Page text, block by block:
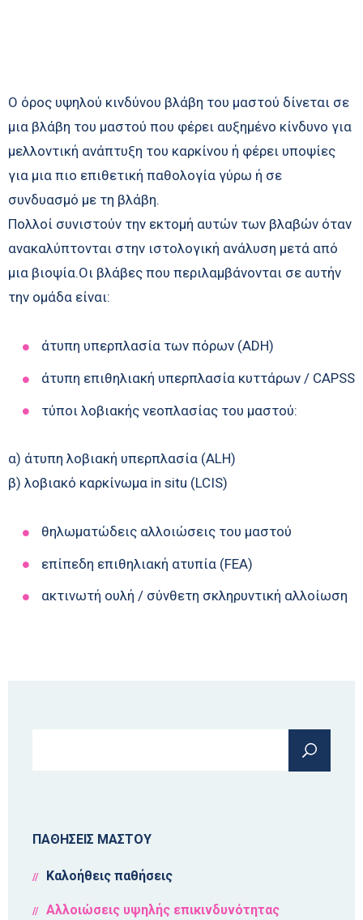
Ο όρος υψηλού κινδύνου βλάβη του μαστού δίνεται σε
μια βλάβη του μαστού που φέρει αυξημένο κίνδυνο για
μελλοντική ανάπτυξη του καρκίνου ή φέρει υποψίες
για μια πιο επιθετική παθολογία γύρω ή σε
συνδυασμό με τη βλάβη.
Πολλοί συνιστούν την εκτομή αυτών των βλαβών όταν
ανακαλύπτονται στην ιστολογική ανάλυση μετά από
μια βιοψία.Οι βλάβες που περιλαμβάνονται σε αυτήν
την ομάδα είναι:
άτυπη υπερπλασία των πόρων (ADH)
άτυπη επιθηλιακή υπερπλασία κυττάρων / CAPSS
τύποι λοβιακής νεοπλασίας του μαστού:
α) άτυπη λοβιακή υπερπλασία (ALH)
β) λοβιακό καρκίνωμα in situ (LCIS)
θηλωματώδεις αλλοιώσεις του μαστού
επίπεδη επιθηλιακή ατυπία (FEA)
ακτινωτή ουλή / σύνθετη σκληρυντική αλλοίωση
ΠΑΘΗΣΕΙΣ ΜΑΣΤΟΥ
Καλοήθεις παθήσεις
Αλλοιώσεις υψηλής επικινδυνότητας